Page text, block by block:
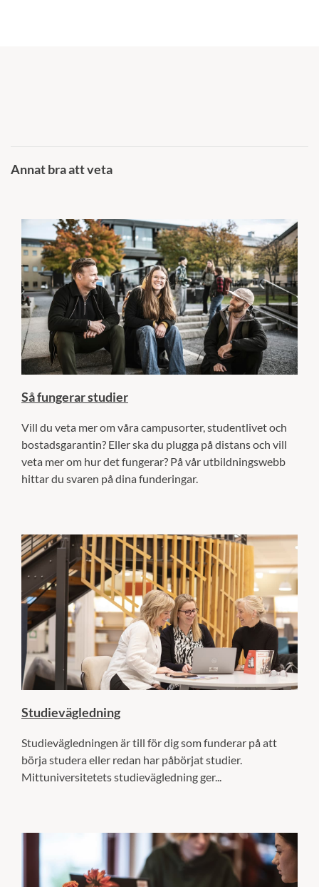
Annat bra att veta
Så fungerar studier
Vill du veta mer om våra campusorter, studentlivet och
bostadsgarantin? Eller ska du plugga på distans och vill
veta mer om hur det fungerar? På vår utbildningswebb
hittar du svaren på dina funderingar.
Studievägledning
Studievägledningen är till för dig som funderar på att
börja studera eller redan har påbörjat studier.
Mittuniversitetets studievägledning ger...